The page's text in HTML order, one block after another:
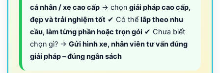
cá nhân / xe cao cấp → chọn giải pháp cao cấp,
đẹp và trải nghiệm tốt ✔ Có thể lắp theo nhu
cầu, làm từng phần hoặc trọn gói ✔ Chưa biết
chọn gì? → Gửi hình xe, nhân viên tư vấn đúng
giải pháp – đúng ngân sách